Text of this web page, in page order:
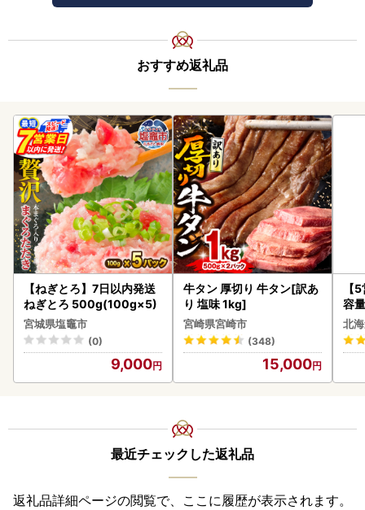
おすすめ返礼品
【ねぎとろ】7日以内発送
ねぎとろ 500g(100g×5)
宮城県塩竈市
(0)
9,000
牛タン 厚切り 牛タン[訳あ
り 塩味 1kg]
宮崎県宮崎市
(348)
15,000
【
容
あ
ー
058
北
最近チェックした返礼品
返礼品詳細ページの閲覧で、ここに履歴が表示されます。